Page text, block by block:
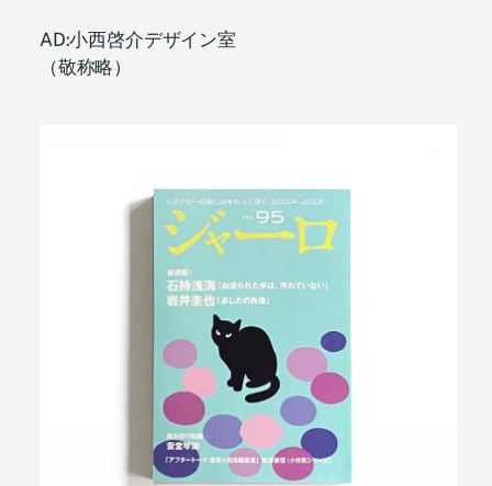
AD:小西啓介デザイン室
（敬称略）